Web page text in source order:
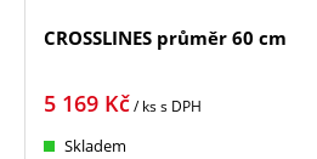
CROSSLINES průměr 60 cm
5 169 Kč/ kss DPH
Skladem